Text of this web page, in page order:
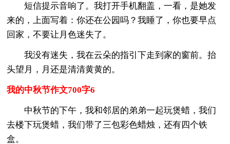
短信提示音响了。我打开手机翻盖，一看，是她发
来的，上面写着：你还在公园吗？我睡了，你也要早点
回家，不要让月色迷失了。
我没有迷失，我在云朵的指引下走到家的窗前。抬
头望月，月还是清清黄黄的。
我的中秋节作文700字6
中秋节的下午，我和邻居的弟弟一起玩煲蜡，我们
去楼下玩煲蜡，我们带了三包彩色蜡烛，还有四个铁
盒。